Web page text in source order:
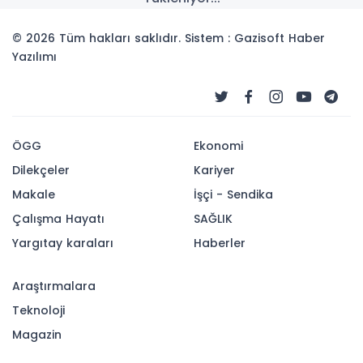
© 2026 Tüm hakları saklıdır. Sistem : Gazisoft Haber
Yazılımı
ÖGG
Dilekçeler
Makale
Çalışma Hayatı
Yargıtay karaları
Ekonomi
Kariyer
İşçi - Sendika
SAĞLIK
Haberler
Araştırmalara
Teknoloji
Magazin